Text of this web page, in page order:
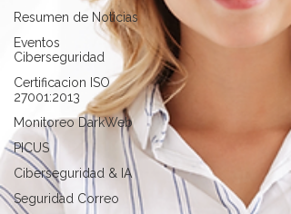
Resumen de Noticias
Eventos
Ciberseguridad
Certificacion ISO
27001:2013
Monitoreo DarkWeb
PICUS
Ciberseguridad & IA
Seguridad Correo